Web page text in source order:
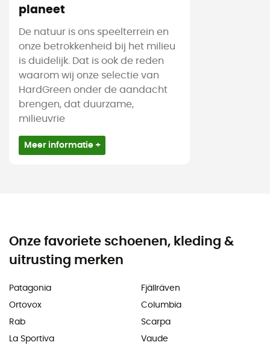
planeet
De natuur is ons speelterrein en
onze betrokkenheid bij het milieu
is duidelijk. Dat is ook de reden
waarom wij onze selectie van
HardGreen onder de aandacht
brengen, dat duurzame,
milieuvrie
Meer informatie +
Onze favoriete schoenen, kleding &
uitrusting merken
Patagonia
Ortovox
Rab
La Sportiva
Fjällräven
Columbia
Scarpa
Vaude